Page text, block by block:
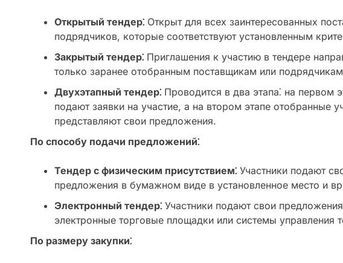
Открытый тендер⁚ Открыт для всех заинтересованных
подрядчиков, которые соответствуют установленным
Закрытый тендер⁚ Приглашения к участию в тендере
только заранее отобранным поставщикам или
Двухэтапный тендер⁚ Проводится в два этапа⁚ на первом
подают заявки на участие, а на втором этапе отобранные
представляют свои предложения.
По способу подачи предложений⁚
Тендер с физическим присутствием⁚ Участники подают
предложения в бумажном виде в установленное место и
Электронный тендер⁚ Участники подают свои
электронные торговые площадки или системы управления
По размеру закупки⁚